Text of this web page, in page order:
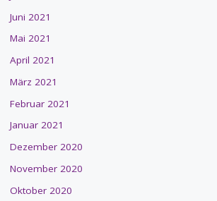
Juni 2021
Mai 2021
April 2021
März 2021
Februar 2021
Januar 2021
Dezember 2020
November 2020
Oktober 2020